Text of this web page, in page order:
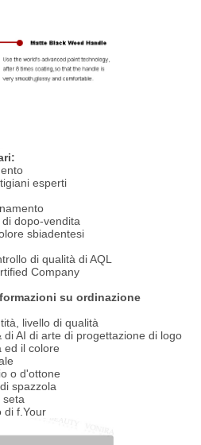
esperti
dopo-vendita
sbiadentesi
di qualità di AQL
Company
su ordinazione
livello di qualità
AI di arte di progettazione di logo
ed il colore
o d'ottone
spazzola
seta
di f.Your